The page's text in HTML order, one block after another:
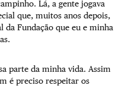
Lá, a gente jogava
que, muitos anos depois,
Fundação que eu e minha
parte da minha vida. Assim
é preciso respeitar os